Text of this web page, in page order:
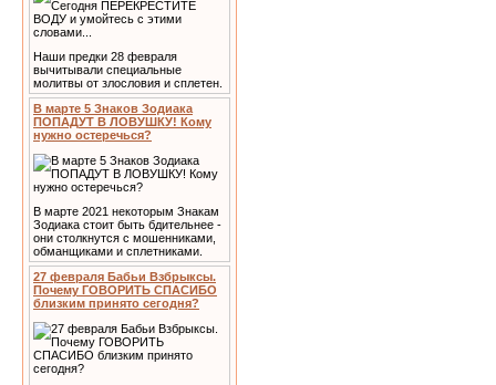
Наши предки 28 февраля
вычитывали специальные
молитвы от злословия и сплетен.
В марте 5 Знаков Зодиака
ПОПАДУТ В ЛОВУШКУ! Кому
нужно остеречься?
В марте 2021 некоторым Знакам
Зодиака стоит быть бдительнее -
они столкнутся с мошенниками,
обманщиками и сплетниками.
27 февраля Бабьи Взбрыксы.
Почему ГОВОРИТЬ СПАСИБО
близким принято сегодня?